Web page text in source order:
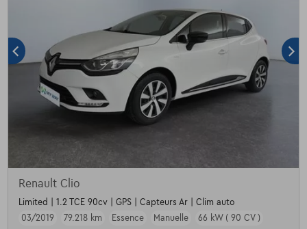
Renault Clio
Limited | 1.2 TCE 90cv | GPS | Capteurs Ar | Clim auto
03/2019
79.218 km Essence Manuelle 66 kW ( 90 CV )